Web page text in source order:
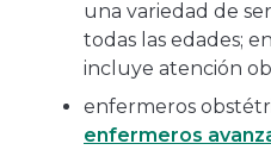
una variedad de
todas las edades;
incluye atención
enfermeros
enfermeros